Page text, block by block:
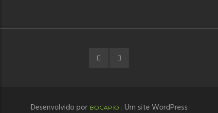
Desenvolvido por BOCAPIO . Um site WordPress